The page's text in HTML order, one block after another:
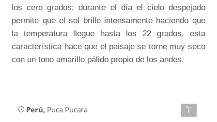
los cero grados; durante el día el cielo despejado
permite que el sol brille intensamente haciendo que
la temperatura llegue hasta los 22 grados, esta
característica hace que el paisaje se torne muy seco
con un tono amarillo pálido propio de los andes.
Perú, Puca Pucara